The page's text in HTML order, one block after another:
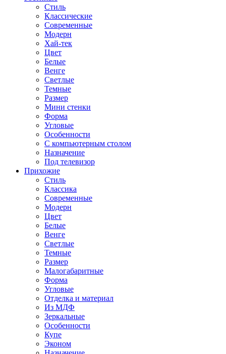
Стиль
Классические
Современные
Модерн
Хай-тек
Цвет
Белые
Венге
Светлые
Темные
Размер
Мини стенки
Форма
Угловые
Особенности
С компьютерным столом
Назначение
Под телевизор
Прихожие
Стиль
Классика
Современные
Модерн
Цвет
Белые
Венге
Светлые
Темные
Размер
Малогабаритные
Форма
Угловые
Отделка и материал
Из МДФ
Зеркальные
Особенности
Купе
Эконом